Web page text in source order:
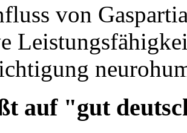
von
auf "gut